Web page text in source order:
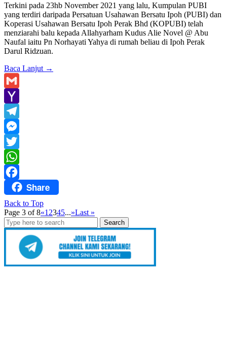
Terkini pada 23hb November 2021 yang lalu, Kumpulan PUBI
yang terdiri daripada Persatuan Usahawan Bersatu Ipoh (PUBI) dan
Koperasi Usahawan Bersatu Ipoh Perak Bhd (KOPUBI) telah
menziarahi balu kepada Allahyarham Kudus Alie Novel @ Abu
Naufal iaitu Pn Norhayati Yahya di rumah beliau di Ipoh Perak
Darul Ridzuan.
Baca Lanjut →
Gmail
Yahoo
Mail
Telegram
Messenger
Twitter
WhatsApp
FacebookShare
Back to Top
Page 3 of 8«1 2345...»Last »
Search
for: